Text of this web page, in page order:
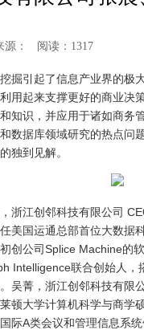
源： 阅读：1317
掘引起了信息产业界的极
用起来支撑更好的商业决
知识，并应用于诸如商务
数据库领域研究的热点问
独到见解。
浙江创邻科技有限公司
美国运通总部首位大数据
创公司Splice Machine的
Intelligence联合创始人
吴菁，浙江创邻科技有限
顿大学计算机科学与商学
际A类会议和管理信息系